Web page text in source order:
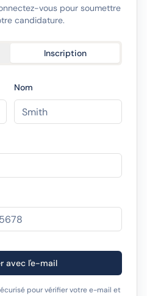
vous pour soumettre
candidature.
Inscription
Nom
avec l'e-mail
pour vérifier votre e-mail et